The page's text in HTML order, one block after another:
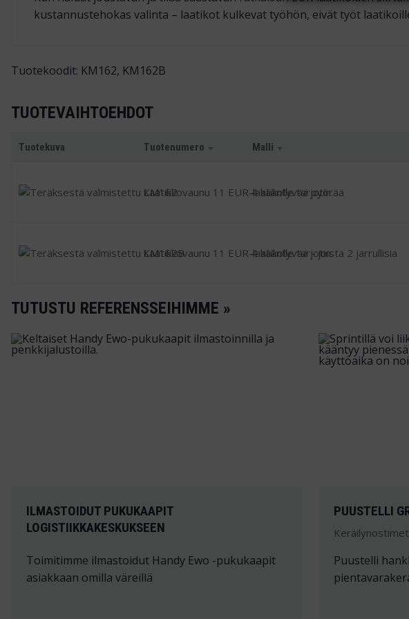
kustannustehokas valinta – laatikot kulkevat työhön, eivät työt
Tuotekoodit: KM162, KM162B
TUOTEVAIHTOEHDOT
Tuotekuva Tuotenumero Malli
KM162 4 kääntyvää pyörää
KM162B 4 kääntyvää - joista 2 jarrullisia
TUTUSTU REFERENSSEIHIMME »
ILMASTOIDUT PUKUKAAPIT
LOGISTIIKKAKESKUKSEEN
Toimitimme ilmastoidut Handy Ewo -pukukaapit
asiakkaan omilla väreillä
PUUSTELLI
Keräilynostimet
Puustelli